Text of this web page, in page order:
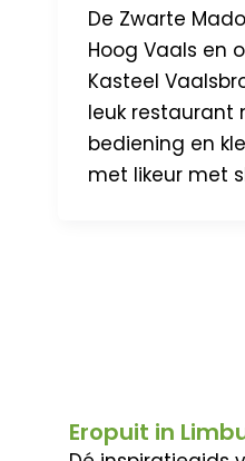
De Zwarte
Hoog Vaals en
Kasteel
leuk restaurant
bediening en
met likeur met
Eropuit in